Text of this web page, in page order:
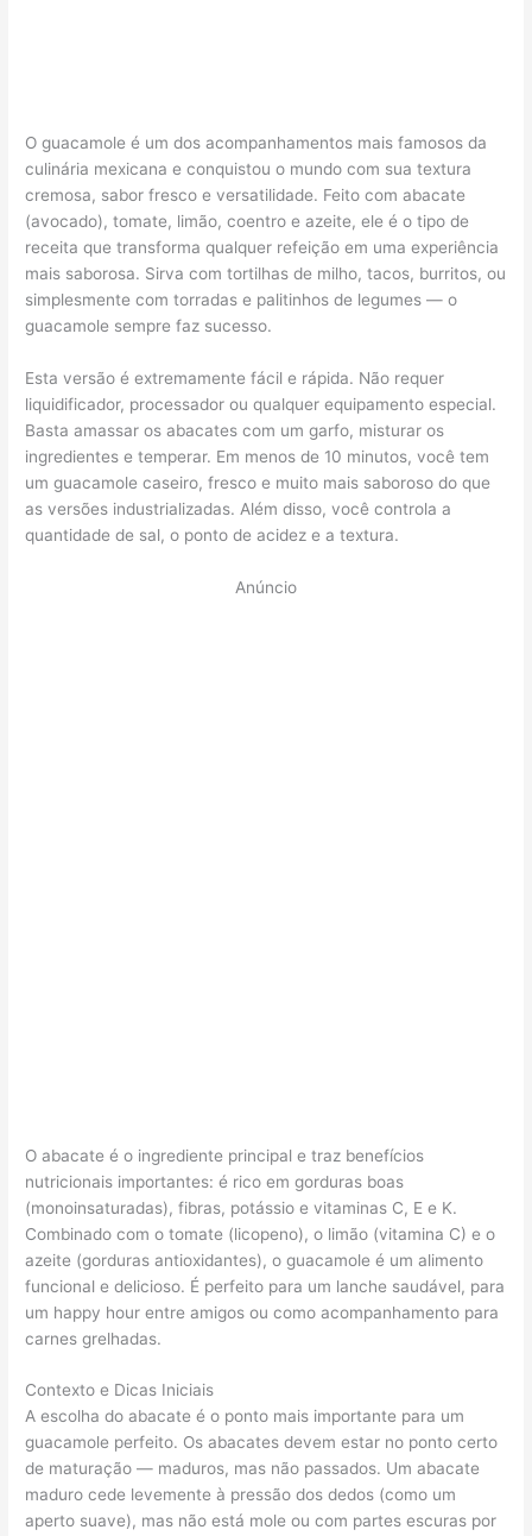
O guacamole é um dos acompanhamentos mais famosos da
culinária mexicana e conquistou o mundo com sua textura
cremosa, sabor fresco e versatilidade. Feito com abacate
(avocado), tomate, limão, coentro e azeite, ele é o tipo de
receita que transforma qualquer refeição em uma experiência
mais saborosa. Sirva com tortilhas de milho, tacos, burritos, ou
simplesmente com torradas e palitinhos de legumes — o
guacamole sempre faz sucesso.
Esta versão é extremamente fácil e rápida. Não requer
liquidificador, processador ou qualquer equipamento especial.
Basta amassar os abacates com um garfo, misturar os
ingredientes e temperar. Em menos de 10 minutos, você tem
um guacamole caseiro, fresco e muito mais saboroso do que
as versões industrializadas. Além disso, você controla a
quantidade de sal, o ponto de acidez e a textura.
Anúncio
O abacate é o ingrediente principal e traz benefícios
nutricionais importantes: é rico em gorduras boas
(monoinsaturadas), fibras, potássio e vitaminas C, E e K.
Combinado com o tomate (licopeno), o limão (vitamina C) e o
azeite (gorduras antioxidantes), o guacamole é um alimento
funcional e delicioso. É perfeito para um lanche saudável, para
um happy hour entre amigos ou como acompanhamento para
carnes grelhadas.
Contexto e Dicas Iniciais
A escolha do abacate é o ponto mais importante para um
guacamole perfeito. Os abacates devem estar no ponto certo
de maturação — maduros, mas não passados. Um abacate
maduro cede levemente à pressão dos dedos (como um
aperto suave), mas não está mole ou com partes escuras por